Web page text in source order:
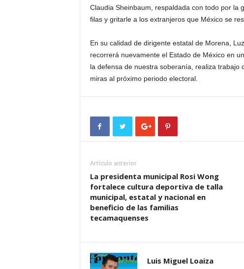
Claudia Sheinbaum, respaldada con todo por la
filas y gritarle a los extranjeros que México se
En su calidad de dirigente estatal de Morena,
recorrerá nuevamente el Estado de México en
la defensa de nuestra soberanía, realiza trabajo
miras al próximo periodo electoral.
Artículo anterior
La presidenta municipal Rosi Wong
fortalece cultura deportiva de talla
municipal, estatal y nacional en
beneficio de las familias
tecamaquenses
Luis Miguel Loaiza